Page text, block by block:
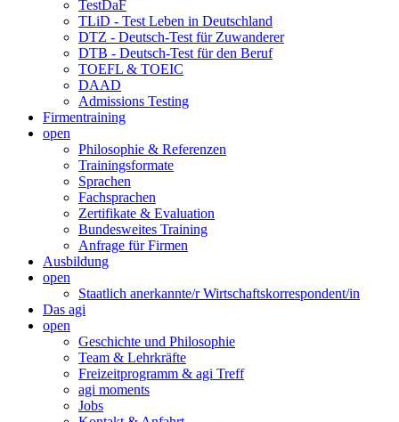
TestDaF
TLiD - Test Leben in Deutschland
DTZ - Deutsch-Test für Zuwanderer
DTB - Deutsch-Test für den Beruf
TOEFL & TOEIC
DAAD
Admissions Testing
Firmentraining
open
Philosophie & Referenzen
Trainingsformate
Sprachen
Fachsprachen
Zertifikate & Evaluation
Bundesweites Training
Anfrage für Firmen
Ausbildung
open
Staatlich anerkannte/r Wirtschaftskorrespondent/in
Das agi
open
Geschichte und Philosophie
Team & Lehrkräfte
Freizeitprogramm & agi Treff
agi moments
Jobs